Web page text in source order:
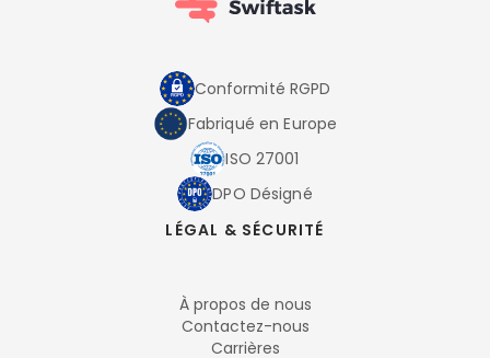
Conformité RGPD
Fabriqué en Europe
ISO 27001
DPO Désigné
LÉGAL & SÉCURITÉ
À propos de nous
Contactez-nous
Carrières